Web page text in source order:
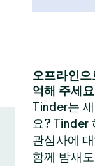
오프라인
억해 주세
Tinder는
요? Tinder
관심사에
함께 밤새